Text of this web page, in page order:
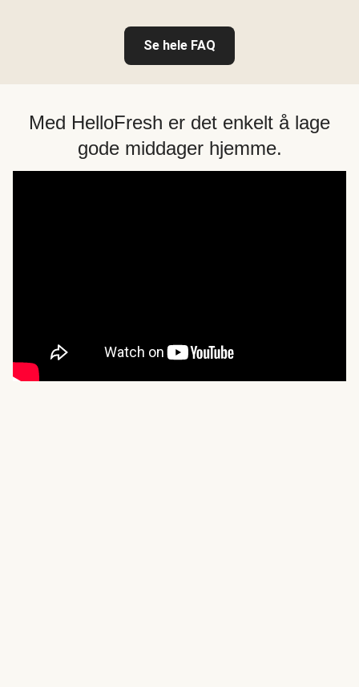
Se hele FAQ
Med HelloFresh er det enkelt å lage
gode middager hjemme.